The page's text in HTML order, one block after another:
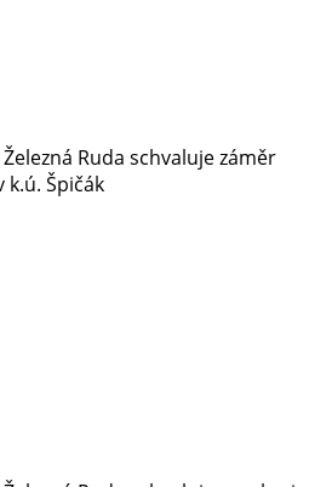
Ruda schvaluje záměr
k.ú. Špičák